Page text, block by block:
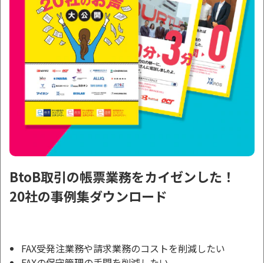
BtoB取引の帳票業務をカイゼンした！
20社の事例集ダウンロード
FAX受発注業務や請求業務のコストを削減したい